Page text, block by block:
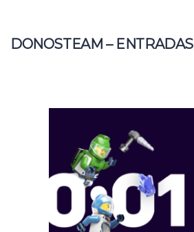
DONOSTEAM – ENTRADAS